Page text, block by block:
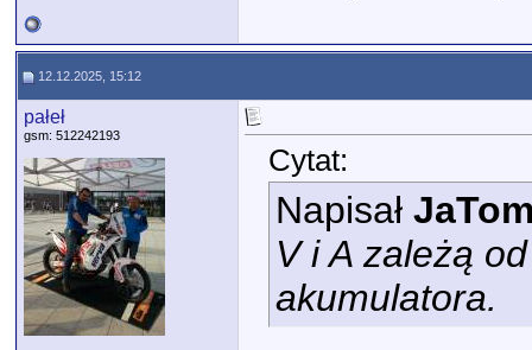
12.12.2025, 15:12
pałeł
gsm: 512242193
Cytat:
Napisał
V i A zależą
akumulatora.